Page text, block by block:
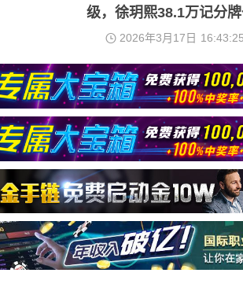
级，徐玥熙38.1万记分
2026年3月17日 16:43:25